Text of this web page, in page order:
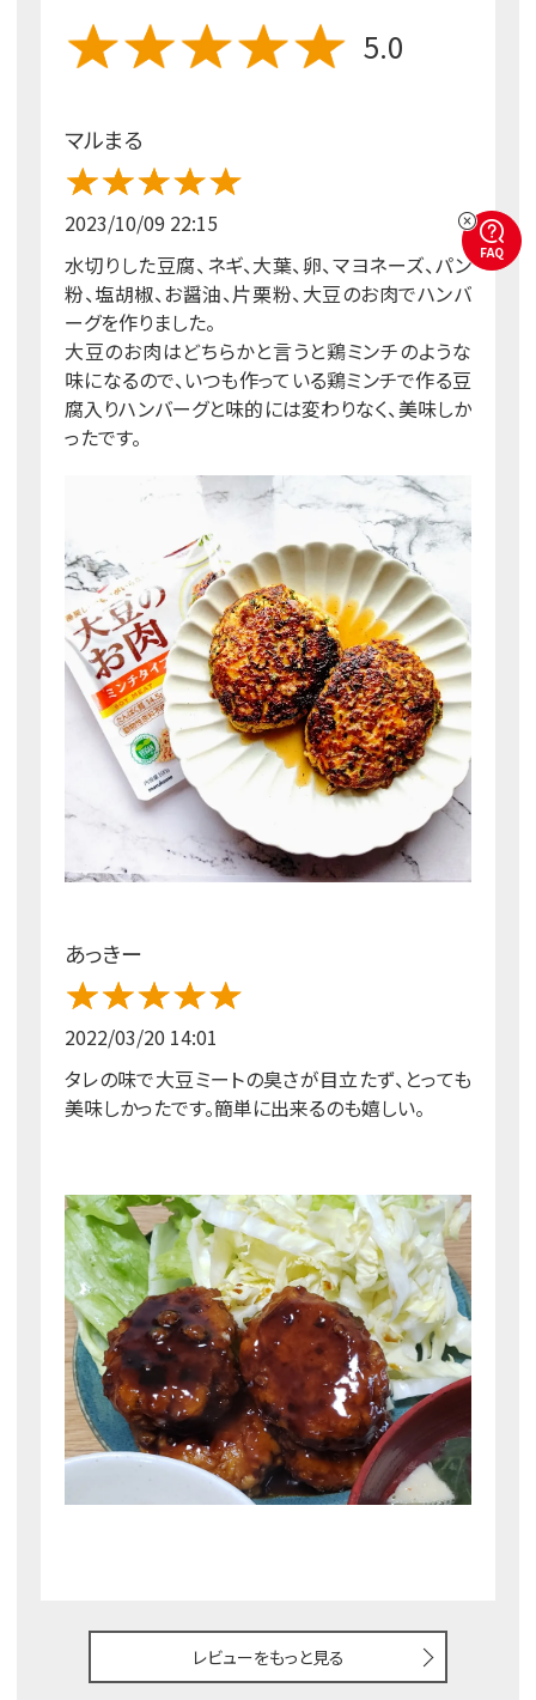
5.0
マルまる
2023/10/09 22:15
水切りした豆腐、ネギ、大葉、卵、マヨネーズ、パン
粉、塩胡椒、お醤油、片栗粉、大豆のお肉でハンバ
ーグを作りました。
大豆のお肉はどちらかと言うと鶏ミンチのような
味になるので、いつも作っている鶏ミンチで作る豆
腐入りハンバーグと味的には変わりなく、美味しか
ったです。
あっきー
2022/03/20 14:01
タレの味で大豆ミートの臭さが目立たず、とっても
美味しかったです。簡単に出来るのも嬉しい。
レビューをもっと見る
FAQ